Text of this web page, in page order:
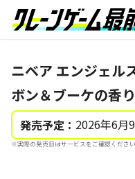
ニベア エンジェル
ボン＆ブーケの香
発売予定： 2026年6月
※実際の発売日はサービスをご確認ください